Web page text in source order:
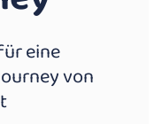
eine
von